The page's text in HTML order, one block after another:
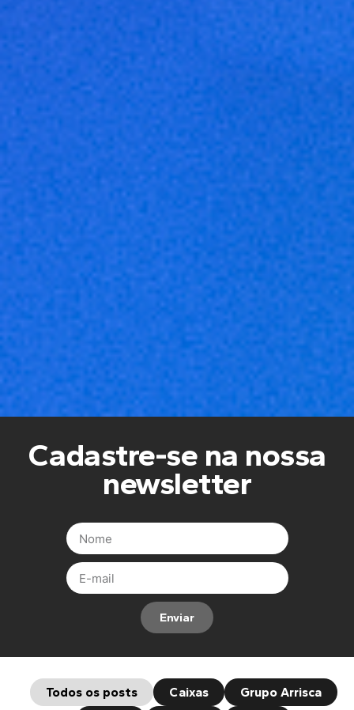
Cadastre-se na nossa
newsletter
Enviar
Caixas Grupo Arrisca
Todos os posts